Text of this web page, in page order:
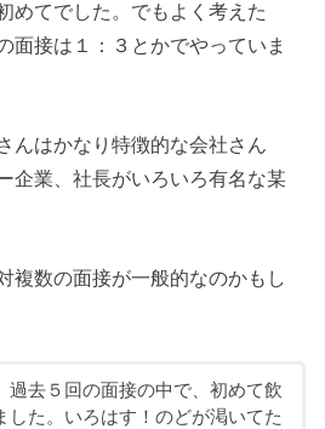
めてでした。でもよく考えた
面接は１：３とかでやっていま
んはかなり特徴的な会社さん
企業、社長がいろいろ有名な某
複数の面接が一般的なのかもし
過去５回の面接の中で、初めて飲
した。いろはす！のどが渇いてた